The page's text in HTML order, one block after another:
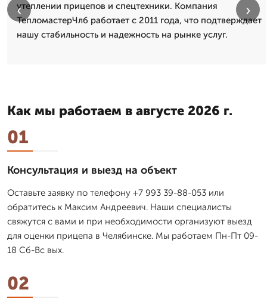
утеплении прицепов и спецтехники. Компания
ТепломастерЧлб работает с 2011 года, что подтверждает
нашу стабильность и надежность на рынке услуг.
‹ ›
Как мы работаем в августе 2026 г.
01
Консультация и выезд на объект
Оставьте заявку по телефону +7 993 39-88-053 или
обратитесь к Максим Андреевич. Наши специалисты
свяжутся с вами и при необходимости организуют выезд
для оценки прицепа в Челябинске. Мы работаем Пн-Пт 09-
18 Сб-Вс вых.
02